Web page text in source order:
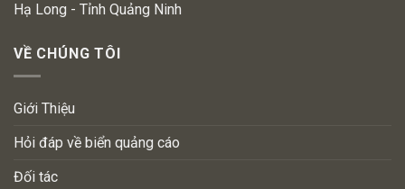
Hạ Long - Tỉnh Quảng Ninh
VỀ CHÚNG TÔI
Giới Thiệu
Hỏi đáp về biển quảng cáo
Đối tác